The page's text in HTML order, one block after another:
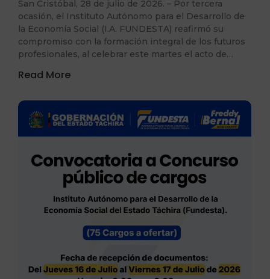
San Cristóbal, 28 de julio de 2026. – Por tercera
ocasión, el Instituto Autónomo para el Desarrollo de
la Economía Social (I.A. FUNDESTA) reafirmó su
compromiso con la formación integral de los futuros
profesionales, al celebrar este martes el acto de…
Read More